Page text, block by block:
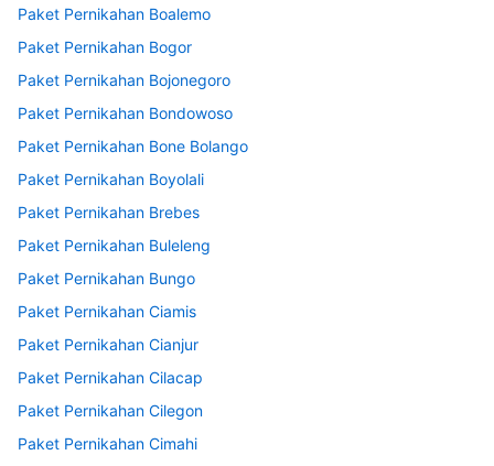
Paket Pernikahan Boalemo
Paket Pernikahan Bogor
Paket Pernikahan Bojonegoro
Paket Pernikahan Bondowoso
Paket Pernikahan Bone Bolango
Paket Pernikahan Boyolali
Paket Pernikahan Brebes
Paket Pernikahan Buleleng
Paket Pernikahan Bungo
Paket Pernikahan Ciamis
Paket Pernikahan Cianjur
Paket Pernikahan Cilacap
Paket Pernikahan Cilegon
Paket Pernikahan Cimahi